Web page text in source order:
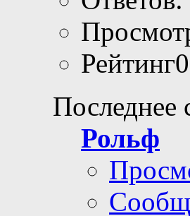
Последнее
Рольф